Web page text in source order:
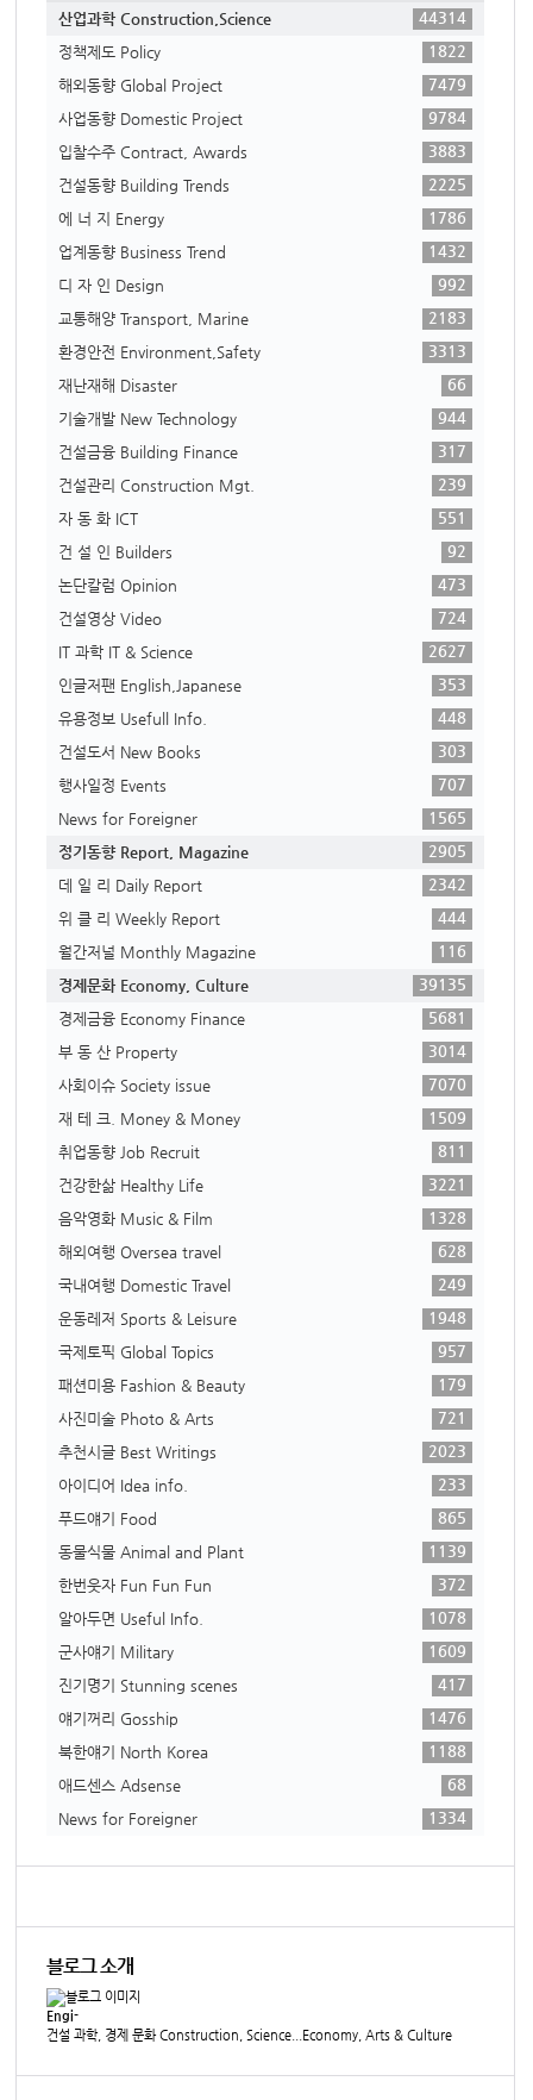
산업과학 Construction,Science
44314
정책제도 Policy
1822
해외동향 Global Project
7479
사업동향 Domestic Project
9784
입찰수주 Contract, Awards
3883
건설동향 Building Trends
2225
에 너 지 Energy
1786
업계동향 Business Trend
1432
디 자 인 Design
992
교통해양 Transport, Marine
2183
환경안전 Environment,Safety
3313
재난재해 Disaster
66
기술개발 New Technology
944
건설금융 Building Finance
317
건설관리 Construction Mgt.
239
자 동 화 ICT
551
건 설 인 Builders
92
논단칼럼 Opinion
473
건설영상 Video
724
IT 과학 IT & Science
2627
인글저팬 English,Japanese
353
유용정보 Usefull Info.
448
건설도서 New Books
303
행사일정 Events
707
News for Foreigner
1565
정기동향 Report, Magazine
2905
데 일 리 Daily Report
2342
위 클 리 Weekly Report
444
월간저널 Monthly Magazine
116
경제문화 Economy, Culture
39135
경제금융 Economy Finance
5681
부 동 산 Property
3014
사회이슈 Society issue
7070
재 테 크. Money & Money
1509
취업동향 Job Recruit
811
건강한삶 Healthy Life
3221
음악영화 Music & Film
1328
해외여행 Oversea travel
628
국내여행 Domestic Travel
249
운동레저 Sports & Leisure
1948
국제토픽 Global Topics
957
패션미용 Fashion & Beauty
179
사진미술 Photo & Arts
721
추천시글 Best Writings
2023
아이디어 Idea info.
233
푸드얘기 Food
865
동물식물 Animal and Plant
1139
한번웃자 Fun Fun Fun
372
알아두면 Useful Info.
1078
군사얘기 Military
1609
진기명기 Stunning scenes
417
얘기꺼리 Gosship
1476
북한얘기 North Korea
1188
애드센스 Adsense
68
News for Foreigner
1334
블로그 소개
Engi-
건설 과학, 경제 문화 Construction, Science...Economy, Arts & Culture